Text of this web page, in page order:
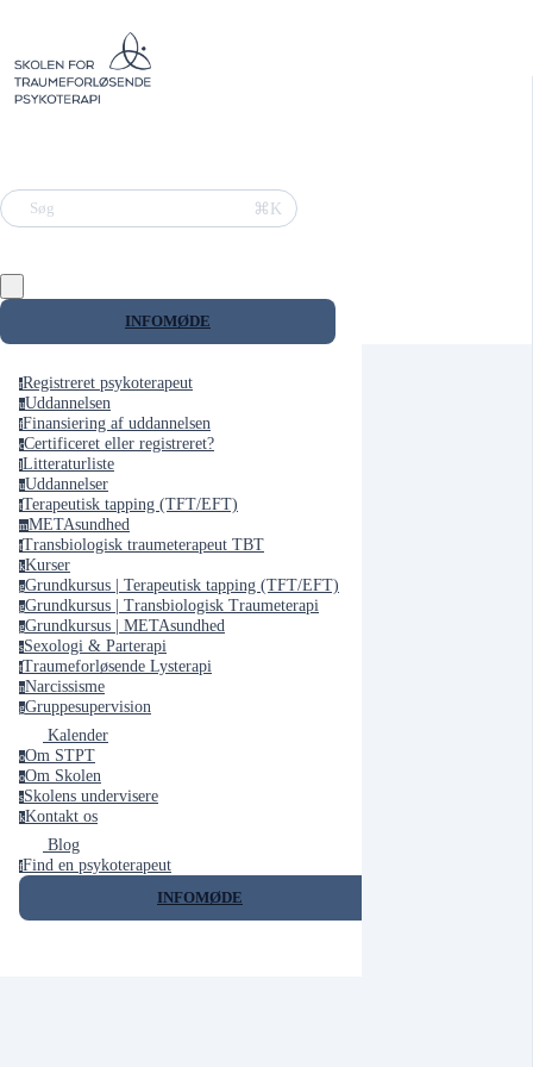
Søg ⌘K
INFOMØDE
rRegistreret psykoterapeut
uUddannelsen
fFinansiering af uddannelsen
cCertificeret eller registreret?
lLitteraturliste
uUddannelser
tTerapeutisk tapping (TFT/EFT)
mMETAsundhed
tTransbiologisk traumeterapeut TBT
kKurser
gGrundkursus | Terapeutisk tapping (TFT/EFT)
gGrundkursus | Transbiologisk Traumeterapi
gGrundkursus | METAsundhed
sSexologi & Parterapi
tTraumeforløsende Lysterapi
nNarcissisme
gGruppesupervision
Kalender
oOm STPT
oOm Skolen
sSkolens undervisere
kKontakt os
Blog
fFind en psykoterapeut
INFOMØDE